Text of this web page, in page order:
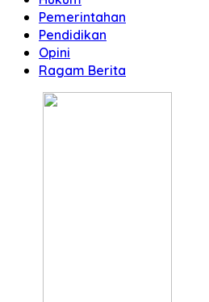
Pemerintahan
Pendidikan
Opini
Ragam Berita